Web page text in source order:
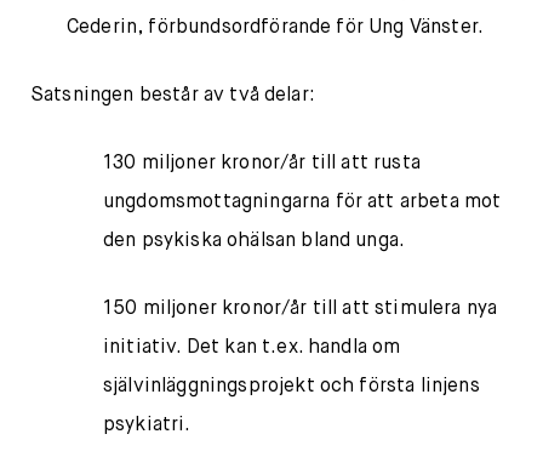
Cederin, förbundsordförande för Ung Vänster.
Satsningen består av två delar:
130 miljoner kronor/år till att rusta
ungdomsmottagningarna för att arbeta mot
den psykiska ohälsan bland unga.
150 miljoner kronor/år till att stimulera nya
initiativ. Det kan t.ex. handla om
självinläggningsprojekt och första linjens
psykiatri.